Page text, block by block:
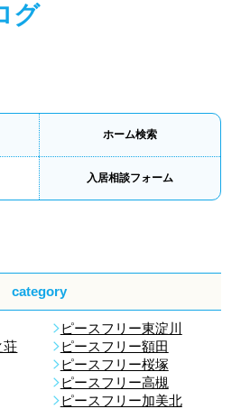
グ
ホーム検索
入居相談フォーム
category
ピースフリー東淀川
荘
ピースフリー額田
ピースフリー桜塚
ピースフリー高槻
ピースフリー加美北